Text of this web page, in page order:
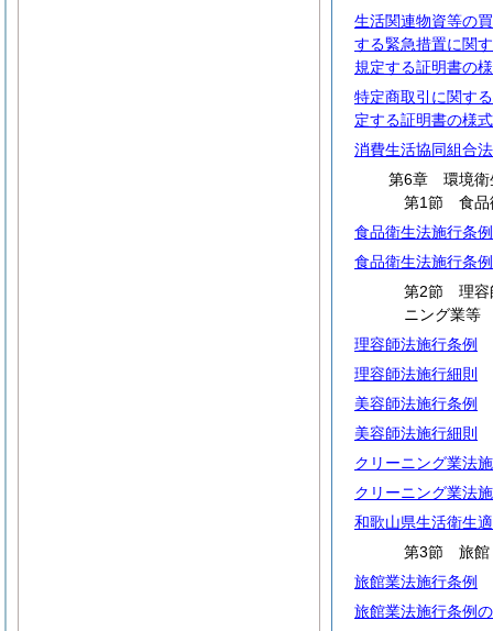
生活関連物資等の
する緊急措置に関
規定する証明書の
特定商取引に関す
定する証明書の様式
消費生活協同組合
第6章 環境衛
第1節 食品
食品衛生法施行条例
食品衛生法施行条
第2節 理容
ニング業等
理容師法施行条例
理容師法施行細則
美容師法施行条例
美容師法施行細則
クリーニング業法
クリーニング業法
和歌山県生活衛生
第3節 旅館
旅館業法施行条例
旅館業法施行条例